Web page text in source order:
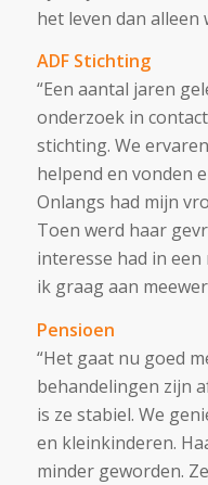
het leven dan alleen
ADF Stichting
“Een aantal jaren
onderzoek in
stichting. We
helpend en vonden
Onlangs had mijn
Toen werd haar
interesse had in
ik graag aan
Pensioen
“Het gaat nu goed
behandelingen zijn
is ze stabiel. We
en kleinkinderen.
minder geworden.